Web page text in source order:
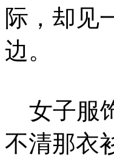
际，却见
边。
女子服
不清那衣